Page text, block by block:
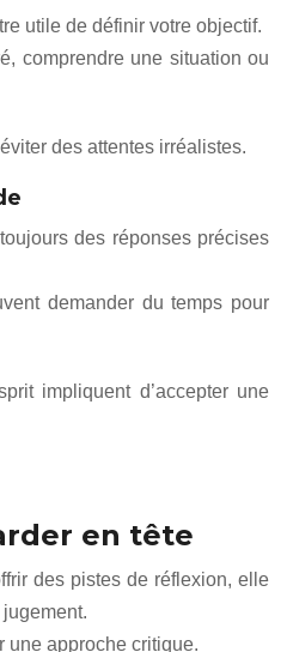
utile de définir votre objectif.
comprendre une situation ou
des attentes irréalistes.
des réponses précises
demander du temps pour
impliquent d’accepter une
en tête
des pistes de réflexion, elle
une approche critique.